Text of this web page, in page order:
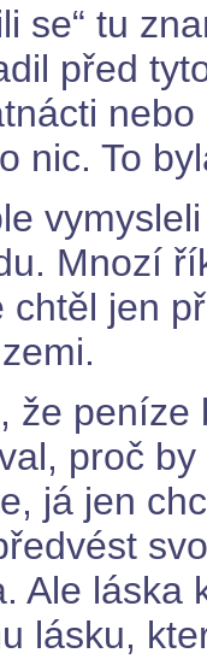
se“ tu
před
nic. To
Mnozí
chtěl jen
že peníze
proč
já jen
Ale láska
lásku,